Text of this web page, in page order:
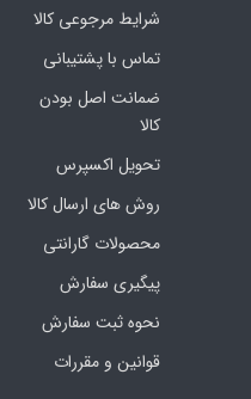
شرایط مرجوعی کالا
تماس با پشتیبانی
ضمانت اصل بودن
کالا
تحویل اکسپرس
روش های ارسال کالا
محصولات گارانتی
پیگیری سفارش
نحوه ثبت سفارش
قوانین و مقررات